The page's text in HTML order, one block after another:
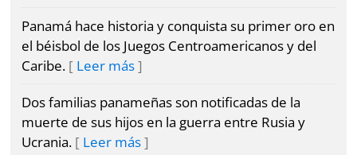
Panamá hace historia y conquista su primer oro en
el béisbol de los Juegos Centroamericanos y del
Caribe.
Leer más
Dos familias panameñas son notificadas de la
muerte de sus hijos en la guerra entre Rusia y
Ucrania.
Leer más